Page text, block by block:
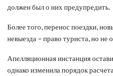
должен был о них предупредить.
Более того, перенос поездки,
невыезда – право туриста, но не
Апелляционная инстанция
однако изменила порядок